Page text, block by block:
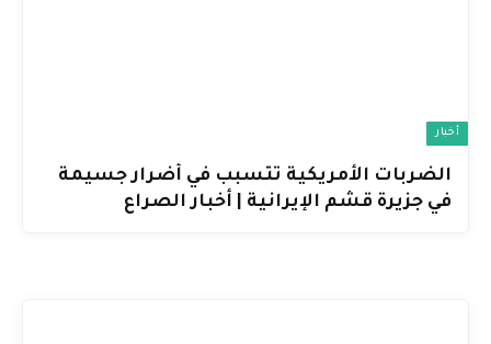
أخبار
الضربات الأمريكية تتسبب في أضرار جسيمة
في جزيرة قشم الإيرانية | أخبار الصراع